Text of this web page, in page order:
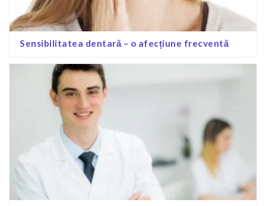
Sensibilitatea dentară – o afecțiune frecventă